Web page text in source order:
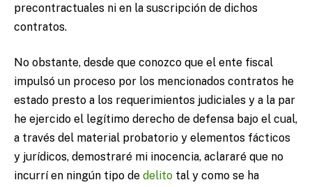
precontractuales ni en la suscripción de dichos
contratos.
No obstante, desde que conozco que el ente fiscal
impulsó un proceso por los mencionados contratos he
estado presto a los requerimientos judiciales y a la par
he ejercido el legítimo derecho de defensa bajo el cual,
a través del material probatorio y elementos fácticos
y jurídicos, demostraré mi inocencia, aclararé que no
incurrí en ningún tipo de delito tal y como se ha